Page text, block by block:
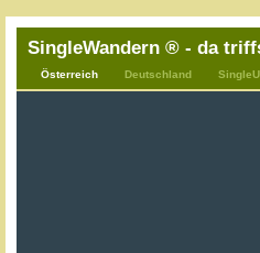
SingleWandern ® - da
Österreich Deutschland